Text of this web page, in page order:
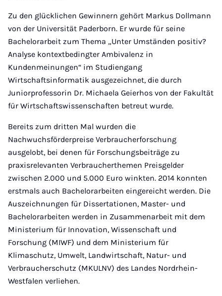
Zu den glücklichen Gewinnern gehört Markus Dollmann
von der Universität Paderborn. Er wurde für seine
Bachelorarbeit zum Thema „Unter Umständen positiv?
Analyse kontextbedingter Ambivalenz in
Kundenmeinungen“ im Studiengang
Wirtschaftsinformatik ausgezeichnet, die durch
Juniorprofessorin Dr. Michaela Geierhos von der Fakultät
für Wirtschaftswissenschaften betreut wurde.
Bereits zum dritten Mal wurden die
Nachwuchsförderpreise Verbraucherforschung
ausgelobt, bei denen für Forschungsbeiträge zu
praxisrelevanten Verbraucherthemen Preisgelder
zwischen 2.000 und 5.000 Euro winkten. 2014 konnten
erstmals auch Bachelorarbeiten eingereicht werden. Die
Auszeichnungen für Dissertationen, Master- und
Bachelorarbeiten werden in Zusammenarbeit mit dem
Ministerium für Innovation, Wissenschaft und
Forschung (MIWF) und dem Ministerium für
Klimaschutz, Umwelt, Landwirtschaft, Natur- und
Verbraucherschutz (MKULNV) des Landes Nordrhein-
Westfalen verliehen.